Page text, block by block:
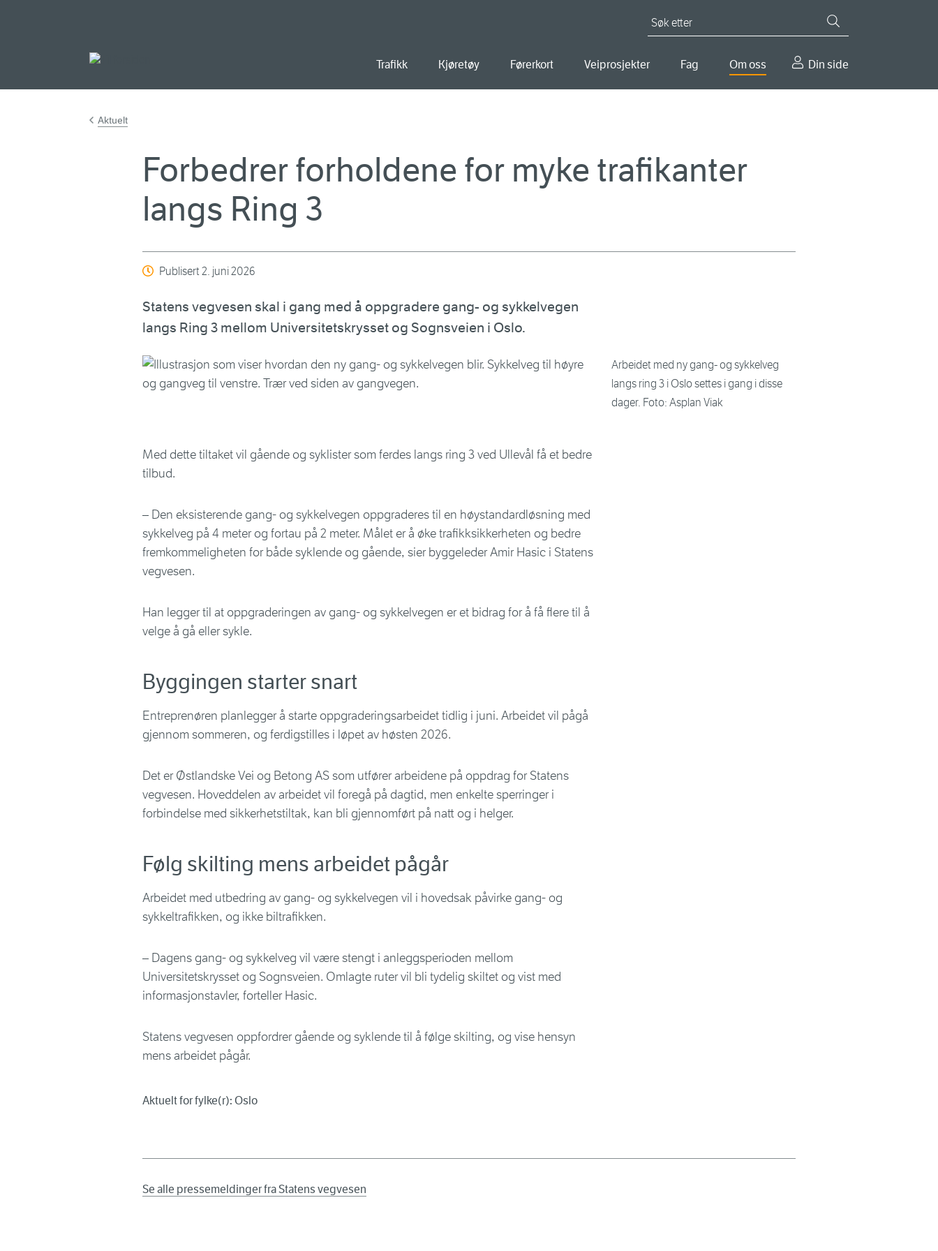
Trafikk Kjøretøy Førerkort Veiprosjekter Fag Om oss Din side
Aktuelt
Forbedrer forholdene for myke trafikanter
langs Ring 3
Publisert2. juni 2026
Statens vegvesen skal i gang med å oppgradere gang- og sykkelvegen
langs Ring 3 mellom Universitetskrysset og Sognsveien i Oslo.
Arbeidet med ny gang- og sykkelveg
langs ring 3 i Oslo settes i gang i disse
dager. Foto: Asplan Viak
Med dette tiltaket vil gående og syklister som ferdes langs ring 3 ved Ullevål få et bedre
tilbud.
– Den eksisterende gang- og sykkelvegen oppgraderes til en høystandardløsning med
sykkelveg på 4 meter og fortau på 2 meter. Målet er å øke trafikksikkerheten og bedre
fremkommeligheten for både syklende og gående, sier byggeleder Amir Hasic i Statens
vegvesen.
Han legger til at oppgraderingen av gang- og sykkelvegen er et bidrag for å få flere til å
velge å gå eller sykle.
Byggingen starter snart
Entreprenøren planlegger å starte oppgraderingsarbeidet tidlig i juni. Arbeidet vil pågå
gjennom sommeren, og ferdigstilles i løpet av høsten 2026.
Det er Østlandske Vei og Betong AS som utfører arbeidene på oppdrag for Statens
vegvesen. Hoveddelen av arbeidet vil foregå på dagtid, men enkelte sperringer i
forbindelse med sikkerhetstiltak, kan bli gjennomført på natt og i helger.
Følg skilting mens arbeidet pågår
Arbeidet med utbedring av gang- og sykkelvegen vil i hovedsak påvirke gang- og
sykkeltrafikken, og ikke biltrafikken.
– Dagens gang- og sykkelveg vil være stengt i anleggsperioden mellom
Universitetskrysset og Sognsveien. Omlagte ruter vil bli tydelig skiltet og vist med
informasjonstavler, forteller Hasic.
Statens vegvesen oppfordrer gående og syklende til å følge skilting, og vise hensyn
mens arbeidet pågår.
Aktuelt for fylke(r): Oslo
Se alle pressemeldinger fra Statens vegvesen